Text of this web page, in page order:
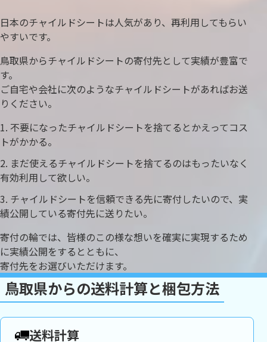
日本のチャイルドシートは人気があり、再利用してもらい
やすいです。
鳥取県からチャイルドシートの寄付先として実績が豊富で
す。
ご自宅や会社に次のようなチャイルドシートがあればお送
りください。
不要になったチャイルドシートを捨てるとかえってコス
トがかかる。
まだ使えるチャイルドシートを捨てるのはもったいなく
有効利用して欲しい。
チャイルドシートを信頼できる先に寄付したいので、実
績公開している寄付先に送りたい。
寄付の輪では、皆様のこの様な想いを確実に実現するため
に実績公開をするとともに、
寄付先をお選びいただけます。
鳥取県からの送料計算と梱包方法
送料計算